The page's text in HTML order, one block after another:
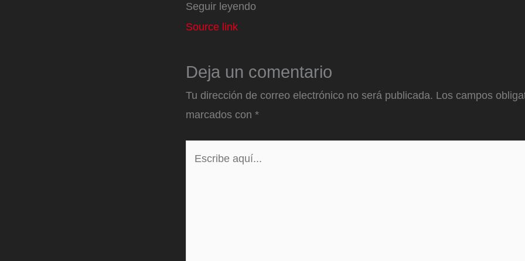
Seguir leyendo
Source link
Deja un comentario
Tu dirección de correo electrónico no será publicada. Los campos
marcados con *